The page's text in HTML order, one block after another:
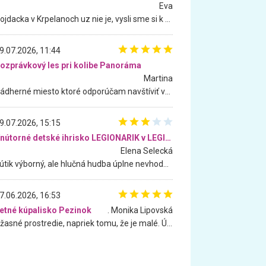
Eva
11:44
les pri kolibe Panoráma
Martina
15:15
Vnútorné detské ihrisko LEGIONARIK v LEGIA Fitness
Elena Selecká
16:53
kúpalisko Pezinok
. Monika Lipovská